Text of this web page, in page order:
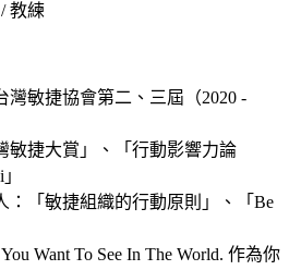
教練
灣敏捷協會第二、三屆（2020 -
敏捷大賞」、「行動影響力論
：「敏捷組織的行動原則」、「Be
Want To See In The World. 作為你